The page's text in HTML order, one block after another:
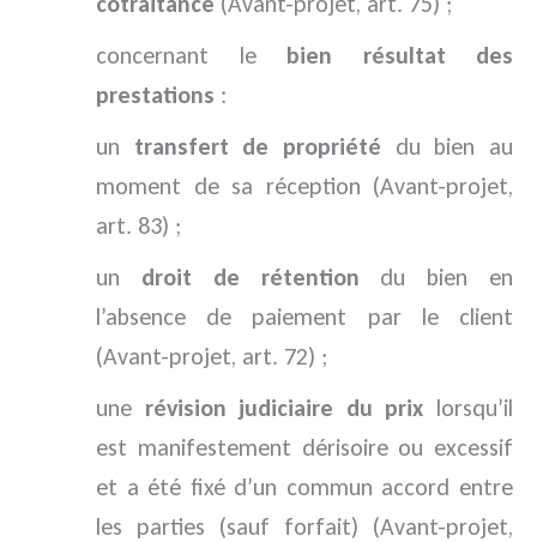
concernant le bien résultat des
prestations :
un transfert de propriété du bien au
moment de sa réception (Avant-projet,
art. 83) ;
un droit de rétention du bien en
l’absence de paiement par le client
(Avant-projet, art. 72) ;
une révision judiciaire du prix lorsqu’il
est manifestement dérisoire ou excessif
et a été fixé d’un commun accord entre
les parties (sauf forfait) (Avant-projet,